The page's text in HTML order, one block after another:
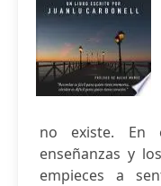
no existe. En
enseñanzas y
empieces a